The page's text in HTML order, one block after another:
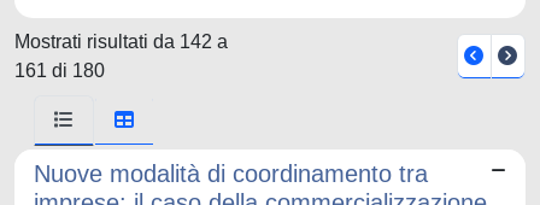
Mostrati risultati da 142 a
161 di 180
Nuove modalità di coordinamento tra